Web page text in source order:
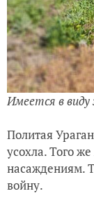
Имеется в виду
Политая
усохла. Того
насаждениям.
войну.